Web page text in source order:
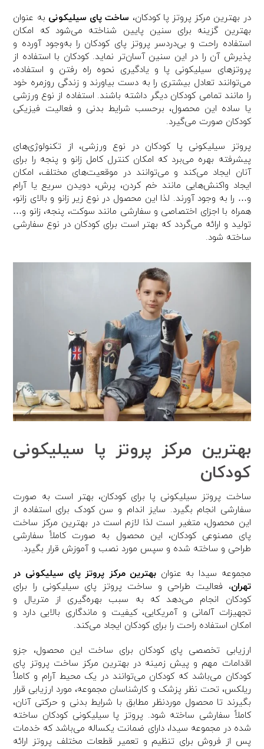
در بهترین مرکز پروتز پا کودکان، ساخت پای سیلیکونی به عنوان
بهترین گزینه برای سنین پایین شناخته می‌شود که امکان
استفاده راحت و بی‌دردسر پروتز پای کودکان را به‌وجود آورده و
پذیرش آن را در این سنین آسان‌تر نماید. کودکان با استفاده از
پروتز‌های سیلیکونی پا و یادگیری نحوه راه رفتن و استفاده،
می‌توانند تعادل بیشتری را به دست بیاورند و زندگی روزمره خود
را مانند تمامی کودکان دیگر داشته باشند. استفاده از نوع ورزشی
یا ساده این محصول، برحسب شرایط بدنی و فعالیت فیزیکی
کودکان صورت می‌گیرد.
پروتز سیلیکونی پا کودکان در نوع ورزشی، از تکنولوژی‌های
پیشرفته بهره می‌برد که امکان کنترل کامل زانو و پنجه را برای
آنان ایجاد می‌کند و می‌توانند در موقعیت‌های مختلف، امکان
ایجاد واکنش‌هایی مانند خم کردن، پرش، دویدن سریع یا آرام
و… را به وجود آورند. لذا این محصول در نوع زیر زانو و بالای زانو،
همراه با اجزای اختصاصی و سفارشی مانند سوکت، پنجه، زانو و…
تولید و ارائه می‌گردد که بهتر است برای کودکان در نوع سفارشی
ساخته شود.
بهترین مرکز پروتز پا سیلیکونی
کودکان
ساخت پروتز سیلیکونی پا برای کودکان، بهتر است به صورت
سفارشی انجام بگیرد. سایز اندام و سن کودک برای استفاده از
این محصول، متغیر است لذا لازم است در بهترین مرکز ساخت
پای مصنوعی کودکان، این محصول به صورت کاملاً سفارشی
طراحی و ساخته شده و سپس مورد نصب و آموزش قرار بگیرد.
مجموعه سیدا به عنوان بهترین مرکز پروتز پای سیلیکونی در
تهران، فعالیت طراحی و ساخت پروتز پای سیلیکونی را برای
کودکان انجام می‌دهد که به سبب بهره‌گیری از متریال و
تجهیزات آلمانی و آمریکایی، کیفیت و ماندگاری بالایی دارد و
امکان استفاده راحت را برای کودکان ایجاد می‌کند.
ارزیابی تخصصی پای کودکان برای ساخت این محصول، جزو
اقدامات مهم و پیش زمینه در بهترین مرکز ساخت پروتز پای
کودکان می‌باشد که کودکان می‌توانند در یک محیط آرام و کاملاً
ریلکس، تحت نظر پزشک و کار‌شناسان مجموعه، مورد ارزیابی قرار
بگیرند تا محصول موردنظر مطابق با شرایط بدنی و حرکتی آنان،
کاملاً سفارشی ساخته شود. پروتز پا سیلیکونی کودکان ساخته
شده در مجموعه سیدا، دارای ضمانت یکساله می‌باشد که خدمات
پس از فروش برای تنظیم و تعمیر قطعات مختلف پروتز ارائه